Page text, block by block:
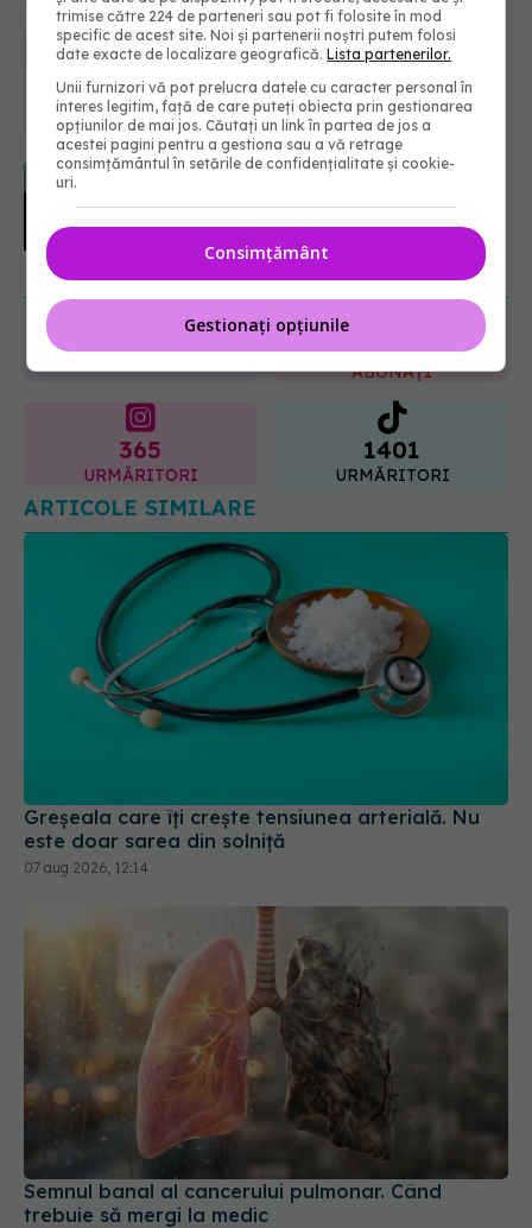
PNRR: 174 de milioane de lei pentru
sănătate într-o singură săptămână.
Ce spitale primesc bani
07.08.2026, 16:41
Ce spune culoarea ta preferată
este "codul cromatic" al generațiilor
URMĂREȘTE-NE ȘI PE:
URMĂRITORI 6560
ABONAȚI
365
URMĂRITORI
1401
URMĂRITORI
ARTICOLE SIMILARE
Greșeala care îți crește tensiunea arterială. Nu
este doar sarea din solniță
07 aug 2026, 12:14
Semnul banal al cancerului pulmonar. Când
trebuie să mergi la medic
trimise către 224 de parteneri sau pot fi folosite în mod
specific de acest site. Noi și partenerii noștri putem folosi
date exacte de localizare geografică.Lista partenerilor.
Unii furnizori vă pot prelucra datele cu caracter personal în
interes legitim, față de care puteți obiecta prin gestionarea
opțiunilor de mai jos. Căutați un link în partea de jos a
acestei pagini pentru a gestiona sau a vă retrage
consimțământul în setările de confidențialitate și cookie-
uri.
Consimțământ
Gestionați opțiunile